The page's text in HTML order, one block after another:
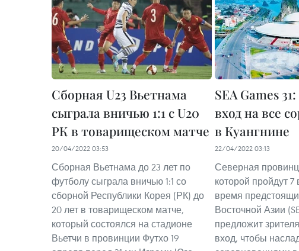
Сборная U23 Вьетнама
сыграла вничью 1:1 с U20
РК в товарищеском матче
20/04/2022 03:53
Сборная Вьетнама до 23 лет по
футболу сыграла вничью 1:1 со
сборной Республики Корея (РК) до
20 лет в товарищеском матче,
который состоялся на стадионе
Вьетчи в провинции Футхо 19
SEA Games
вход на все
в Куангнине
22/04/2022 03:13
Северная
которой пройдут
время
Восточной Азии
предложит
вход, чтобы